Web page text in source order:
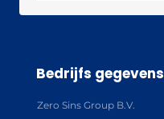
Bedrijfs gegevens
Zero Sins Group B.V.